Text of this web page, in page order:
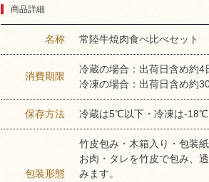
商品詳細
名称 常陸牛焼肉食べ比べセット
消費期限
冷蔵の場合：出荷日含め約4
冷凍の場合：出荷日含め約
保存方法 冷蔵は5℃以下・冷凍は-
包装形態
竹皮包み・木箱入り・包装
お肉・タレを竹皮で包み、
みます。